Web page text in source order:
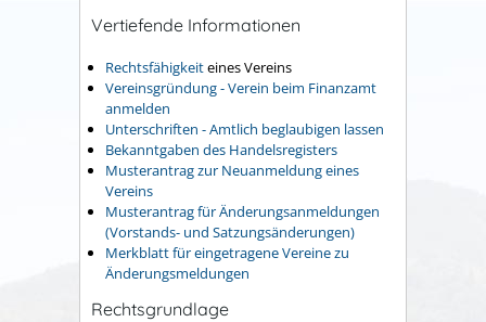
Vertiefende Informationen
Rechtsfähigkeiteines Vereins
Vereinsgründung - Verein beim Finanzamt
anmelden
Unterschriften - Amtlich beglaubigen lassen
Bekanntgaben des Handelsregisters
Musterantrag zur Neuanmeldung eines
Vereins
Musterantragfür Änderungsanmeldungen
(Vorstands- und Satzungsänderungen)
Merkblatt für eingetragene Vereine zu
Änderungsmeldungen
Rechtsgrundlage